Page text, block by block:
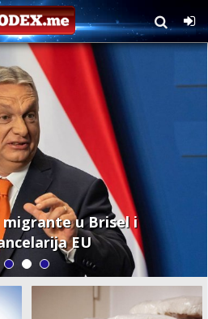
migrante u Brisel i
EU